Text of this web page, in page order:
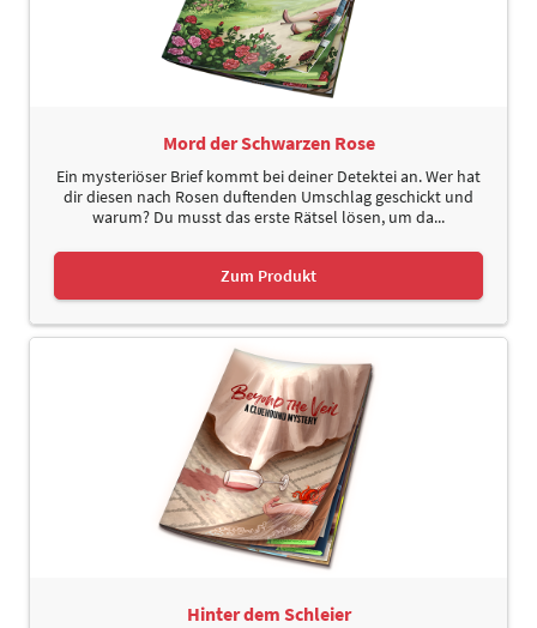
Mord der Schwarzen Rose
Ein mysteriöser Brief kommt bei deiner Detektei an. Wer hat
dir diesen nach Rosen duftenden Umschlag geschickt und
warum? Du musst das erste Rätsel lösen, um da...
Zum Produkt
Hinter dem Schleier